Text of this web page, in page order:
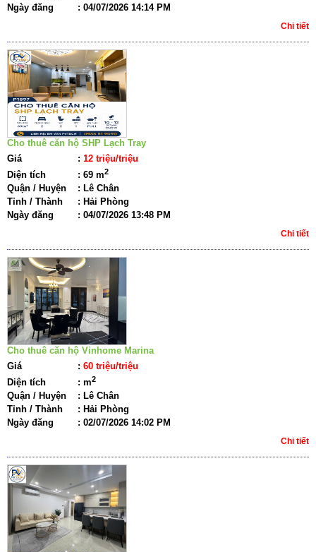
Ngày đăng
: 04/07/2026 14:14 PM
Chi tiết
Cho thuê căn hộ SHP Lạch Tray
Giá
: 12 triệu/triệu
Diện tích
: 69 m2
Quận / Huyện : Lê Chân
Tỉnh / Thành
: Hải Phòng
Ngày đăng
: 04/07/2026 13:48 PM
Chi tiết
Cho thuê căn hộ Vinhome Marina
Giá
: 60 triệu/triệu
Diện tích
: m2
Quận / Huyện : Lê Chân
Tỉnh / Thành
: Hải Phòng
Ngày đăng
: 02/07/2026 14:02 PM
Chi tiết